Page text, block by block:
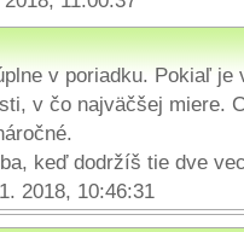
v poriadku. Pokiaľ je
v čo najväčšej miere.
keď dodržíš tie dve
2018, 10:46:31